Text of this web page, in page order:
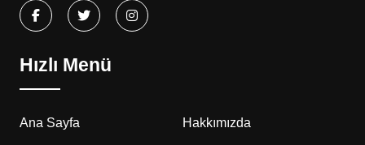
Hızlı Menü
Ana Sayfa Hakkımızda